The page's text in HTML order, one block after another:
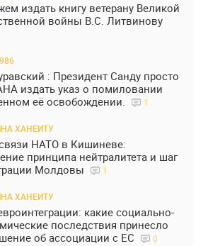
издать книгу ветерану Великой
войны В.С. Литвинову
: Президент Санду просто
издать указ о помиловании
её освобождении.
1
ХАНЕИТУ
НАТО в Кишиневе:
принципа нейтралитета и шаг
Молдовы
1
ХАНЕИТУ
какие социально-
последствия принесло
об ассоциации с ЕС
0